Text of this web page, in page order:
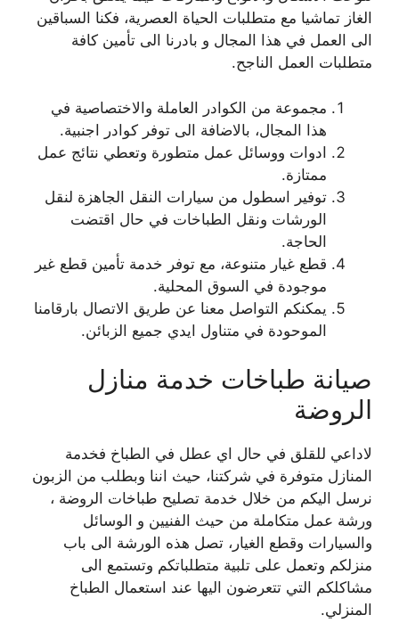
الغاز تماشيا مع متطلبات الحياة العصرية، فكنا السباقين
الى العمل في هذا المجال و بادرنا الى تأمين كافة
متطلبات العمل الناجح.
مجموعة من الكوادر العاملة والاختصاصية في
هذا المجال، بالاضافة الى توفر كوادر اجنبية.
ادوات ووسائل عمل متطورة وتعطي نتائج عمل
ممتازة.
توفير اسطول من سيارات النقل الجاهزة لنقل
الورشات ونقل الطباخات في حال اقتضت
الحاجة.
قطع غيار متنوعة، مع توفر خدمة تأمين قطع غير
موجودة في السوق المحلية.
يمكنكم التواصل معنا عن طريق الاتصال بارقامنا
الموحودة في متناول ايدي جميع الزبائن.
صيانة طباخات خدمة منازل
الروضة
لاداعي للقلق في حال اي عطل في الطباخ فخدمة
المنازل متوفرة في شركتنا، حيث اننا وبطلب من الزبون
نرسل اليكم من خلال خدمة تصليح طباخات الروضة ،
ورشة عمل متكاملة من حيث الفنيين و الوسائل
والسيارات وقطع الغيار، تصل هذه الورشة الى باب
منزلكم وتعمل على تلبية متطلباتكم وتستمع الى
مشاكلكم التي تتعرضون اليها عند استعمال الطباخ
المنزلي.